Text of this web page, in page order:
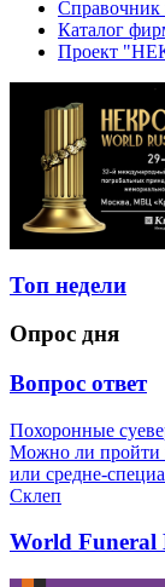
Справочник
Каталог
Проект
Топ недели
Опрос дня
Вопрос ответ
Похоронные
Можно ли пройти
или средне-
Склеп
World Funeral